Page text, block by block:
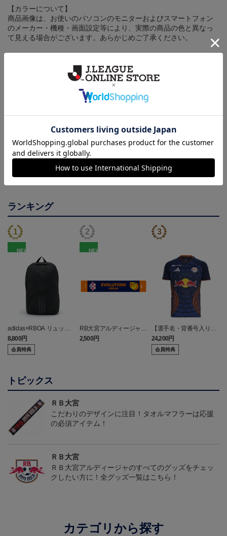
【カラーについて】
商品画像は、お使いのパソコンのモニターおよびスマートフォン
のメーカー・機種・画面設定等により、実際の商品の色と異なっ
て見える場合がございます。あらかじめご了承ください。
取り扱い商品によっては、パッケージやデザインなどの仕様が予
告なく変更になることがございます。
ギフト対応について
ヘルプページ
ランキング
NEW
adidas×RBOA リュック
（選手着用モデル）
8,800円
会員特典
NEW
RB大宮アルディージャ
ピカチュウ タオルマフラ
ー
2,500円
【選手名・背番号入り】
2026/27オーセンティッ
クユニフォーム（フィー
ルド1st）
24,200円
会員特典
トピックス
ＲＢ大宮
こだわりのデザインに注目！タオルマフラーは応援
の必須アイテム！
ＲＢ大宮
ＲＢ大宮アルディージャのすべてのグッズをチェッ
クしたい方に！全グッズ一覧はこちら！
カテゴリから探す